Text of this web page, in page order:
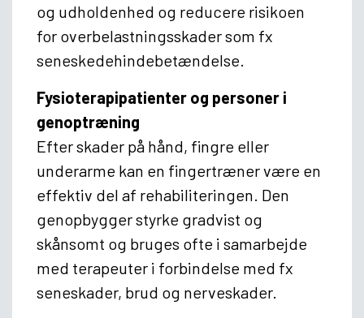
og udholdenhed og reducere risikoen
for overbelastningsskader som fx
seneskedehindebetændelse.
Fysioterapipatienter og personer i
genoptræning
Efter skader på hånd, fingre eller
underarme kan en fingertræner være en
effektiv del af rehabiliteringen. Den
genopbygger styrke gradvist og
skånsomt og bruges ofte i samarbejde
med terapeuter i forbindelse med fx
seneskader, brud og nerveskader.